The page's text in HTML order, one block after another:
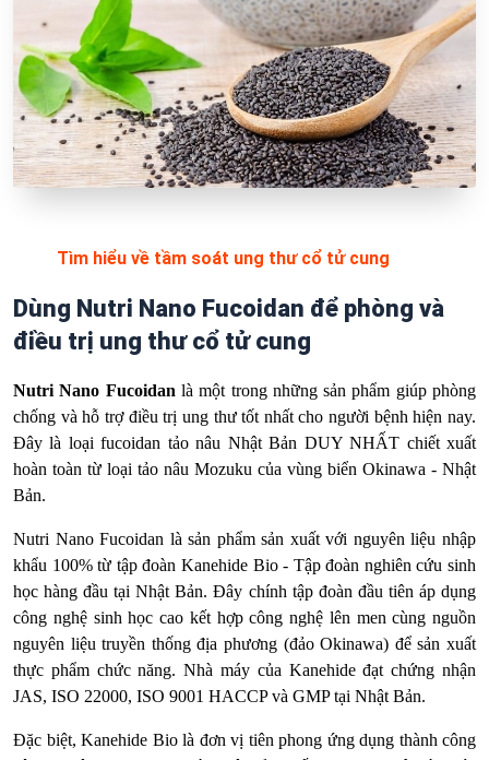
Tìm hiểu về tầm soát ung thư cổ tử cung
Dùng Nutri Nano Fucoidan để phòng và
điều trị ung thư cổ tử cung
Nutri Nano Fucoidan là một trong những sản phẩm giúp phòng
chống và hỗ trợ điều trị ung thư tốt nhất cho người bệnh hiện nay.
Đây là loại fucoidan tảo nâu Nhật Bản DUY NHẤT chiết xuất
hoàn toàn từ loại tảo nâu Mozuku của vùng biển Okinawa - Nhật
Bản.
Nutri Nano Fucoidan là sản phẩm sản xuất với nguyên liệu nhập
khẩu 100% từ tập đoàn Kanehide Bio - Tập đoàn nghiên cứu sinh
học hàng đầu tại Nhật Bản. Đây chính tập đoàn đầu tiên áp dụng
công nghệ sinh học cao kết hợp công nghệ lên men cùng nguồn
nguyên liệu truyền thống địa phương (đảo Okinawa) để sản xuất
thực phẩm chức năng. Nhà máy của Kanehide đạt chứng nhận
JAS, ISO 22000, ISO 9001 HACCP và GMP tại Nhật Bản.
Đặc biệt, Kanehide Bio là đơn vị tiên phong ứng dụng thành công